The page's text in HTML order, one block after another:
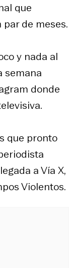
que
de meses.
y nada al
semana
donde
que pronto
a Vía X,
Violentos.